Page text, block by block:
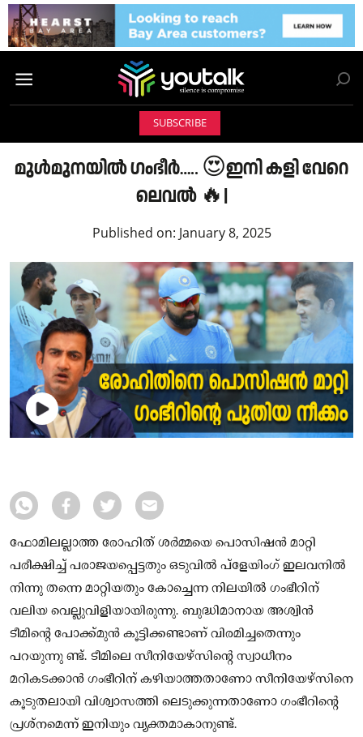
SUBSCRIBE
മുൾമുനയിൽ ഗംഭീർ….. 😍ഇനി കളി വേറെ
ലെവൽ 🔥|
Published on: January 8, 2025
ഫോമിലല്ലാത്ത രോഹിത് ശർമ്മയെ പൊസിഷൻ മാറ്റി
പരീക്ഷിച്ച് പരാജയപ്പെട്ടതും ഒടുവിൽ പ്ളേയിംഗ് ഇലവനിൽ
നിന്നു തന്നെ മാറ്റിയതും കോച്ചെന്ന നിലയിൽ ഗംഭീറിന്
വലിയ വെല്ലുവിളിയായിരുന്നു. ബുദ്ധിമാനായ അശ്വിൻ
ടീമിൻ്റെ പോക്ക്മുൻ കൂട്ടിക്കണ്ടാണ് വിരമിച്ചതെന്നും
പറയുന്നു ണ്ട്. ടീമിലെ സീനിയേഴ്സിൻ്റെ സ്വാധീനം
മറികടക്കാൻ ഗംഭീറിന് കഴിയാത്തതാണോ സീനിയേഴ്സിനെ
കൂടുതലായി വിശ്വാസത്തി ലെടുക്കുന്നതാണോ ഗംഭീറിന്റെ
പ്രശ്നമെന്ന് ഇനിയും വ്യക്തമാകാനുണ്ട്.